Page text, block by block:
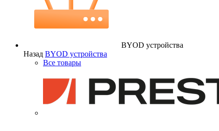
BYOD устройства
Назад BYOD устройства
Все товары